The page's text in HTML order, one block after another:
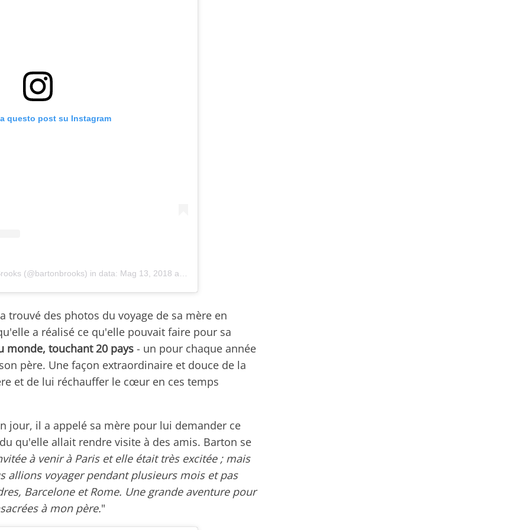
questo post su Instagram
(@bartonbrooks) in data: Mag 13, 2018 at 6:11 PDT
trouvé des photos du voyage de sa mère en
a réalisé ce qu'elle pouvait faire pour sa
monde, touchant 20 pays - un pour chaque année
père. Une façon extraordinaire et douce de la
et de lui réchauffer le cœur en ces temps
jour, il a appelé sa mère pour lui demander ce
qu'elle allait rendre visite à des amis. Barton se
à venir à Paris et elle était très excitée ; mais
allions voyager pendant plusieurs mois et pas
Barcelone et Rome. Une grande aventure pour
à mon père."